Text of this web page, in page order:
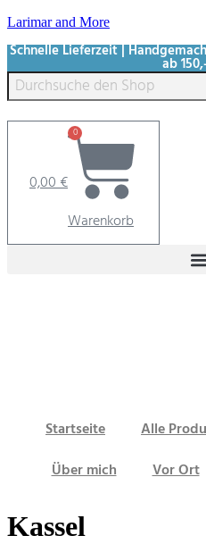
Larimar and More
Schnelle Lieferzeit |
ab
0,00€
0
Warenkorb
Startseite
Alle
Über mich
Vor Ort
Kassel